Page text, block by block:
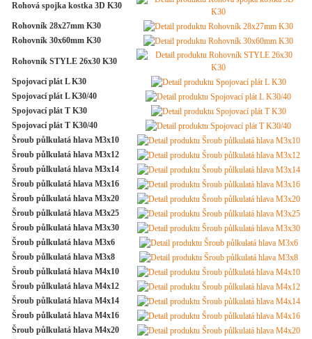
Rohová spojka kostka 3D K30
Rohovník 28x27mm K30
Rohovník 30x60mm K30
Rohovník STYLE 26x30 K30
Spojovací plát L K30
Spojovací plát L K30/40
Spojovací plát T K30
Spojovací plát T K30/40
Šroub půlkulatá hlava M3x10
Šroub půlkulatá hlava M3x12
Šroub půlkulatá hlava M3x14
Šroub půlkulatá hlava M3x16
Šroub půlkulatá hlava M3x20
Šroub půlkulatá hlava M3x25
Šroub půlkulatá hlava M3x30
Šroub půlkulatá hlava M3x6
Šroub půlkulatá hlava M3x8
Šroub půlkulatá hlava M4x10
Šroub půlkulatá hlava M4x12
Šroub půlkulatá hlava M4x14
Šroub půlkulatá hlava M4x16
Šroub půlkulatá hlava M4x20